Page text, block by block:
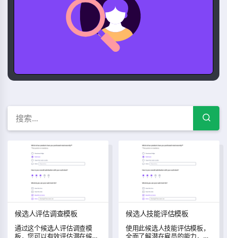
候选人评估 调查模板、示例和
候选人评估调查模板
候选人评估调查模板
通过这个候选人评估调查模
板，您可以有效评估潜在候选
候选人技能评估模板
候选人技能评估模板
使用此候选人技能评估模板，
全面了解潜在雇员的能力，帮